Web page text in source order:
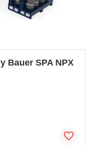
Bauer SPA NPX